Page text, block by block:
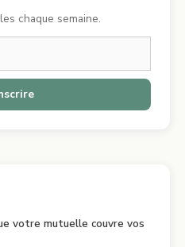
chaque semaine.
votre mutuelle couvre vos